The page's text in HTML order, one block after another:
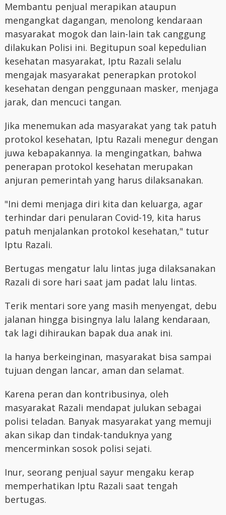
Membantu penjual merapikan ataupun
mengangkat dagangan, menolong kendaraan
masyarakat mogok dan lain-lain tak canggung
dilakukan Polisi ini. Begitupun soal kepedulian
kesehatan masyarakat, Iptu Razali selalu
mengajak masyarakat penerapkan protokol
kesehatan dengan penggunaan masker, menjaga
jarak, dan mencuci tangan.
Jika menemukan ada masyarakat yang tak patuh
protokol kesehatan, Iptu Razali menegur dengan
juwa kebapakannya. Ia mengingatkan, bahwa
penerapan protokol kesehatan merupakan
anjuran pemerintah yang harus dilaksanakan.
"Ini demi menjaga diri kita dan keluarga, agar
terhindar dari penularan Covid-19, kita harus
patuh menjalankan protokol kesehatan," tutur
Iptu Razali.
Bertugas mengatur lalu lintas juga dilaksanakan
Razali di sore hari saat jam padat lalu lintas.
Terik mentari sore yang masih menyengat, debu
jalanan hingga bisingnya lalu lalang kendaraan,
tak lagi dihiraukan bapak dua anak ini.
Ia hanya berkeinginan, masyarakat bisa sampai
tujuan dengan lancar, aman dan selamat.
Karena peran dan kontribusinya, oleh
masyarakat Razali mendapat julukan sebagai
polisi teladan. Banyak masyarakat yang memuji
akan sikap dan tindak-tanduknya yang
mencerminkan sosok polisi sejati.
Inur, seorang penjual sayur mengaku kerap
memperhatikan Iptu Razali saat tengah
bertugas.